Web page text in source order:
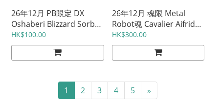
26年12月 PB限定 DX
Oshaberi Blizzard Sorbei
Gochizo HKD330
HK$100.00
26年12月 魂限 Metal
Robot魂 Cavalier Aifrid
HKD1025 日
HK$300.00
1 2 3 4 5 »